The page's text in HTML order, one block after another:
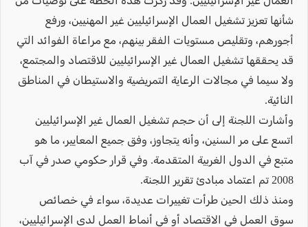
شأنها تعزيز تشغيل العمال الإسرائيليين غير المهنيين، ورفع
أجورهم، وتقليص مستويات الفقر بينهم، مع مراعاة الفوائد التي
قد يحققها تشغيل العمال غير الإسرائيليين للاقتصاد والمجتمع،
ولا سيما في مجالات الرعاية التمريضية والاستيطان في المناطق
النائية.
وأشارت اللجنة إلى أن حجم تشغيل العمال غير الإسرائيليين
اتسع على مر السنين، وأنه يتجاوز، وفق جميع المعايير، ما هو
متبع في الدول الغربية المتقدمة. وفي قرار حكومي صدر في آب
2008 تم اعتماد مبادئ تقرير اللجنة.
ومنذ ذلك الحين طرأت تغييرات عديدة، سواء في خصائص
سوق العمل في الاقتصاد أو في أنماط العمل لدى الإسرائيليين،